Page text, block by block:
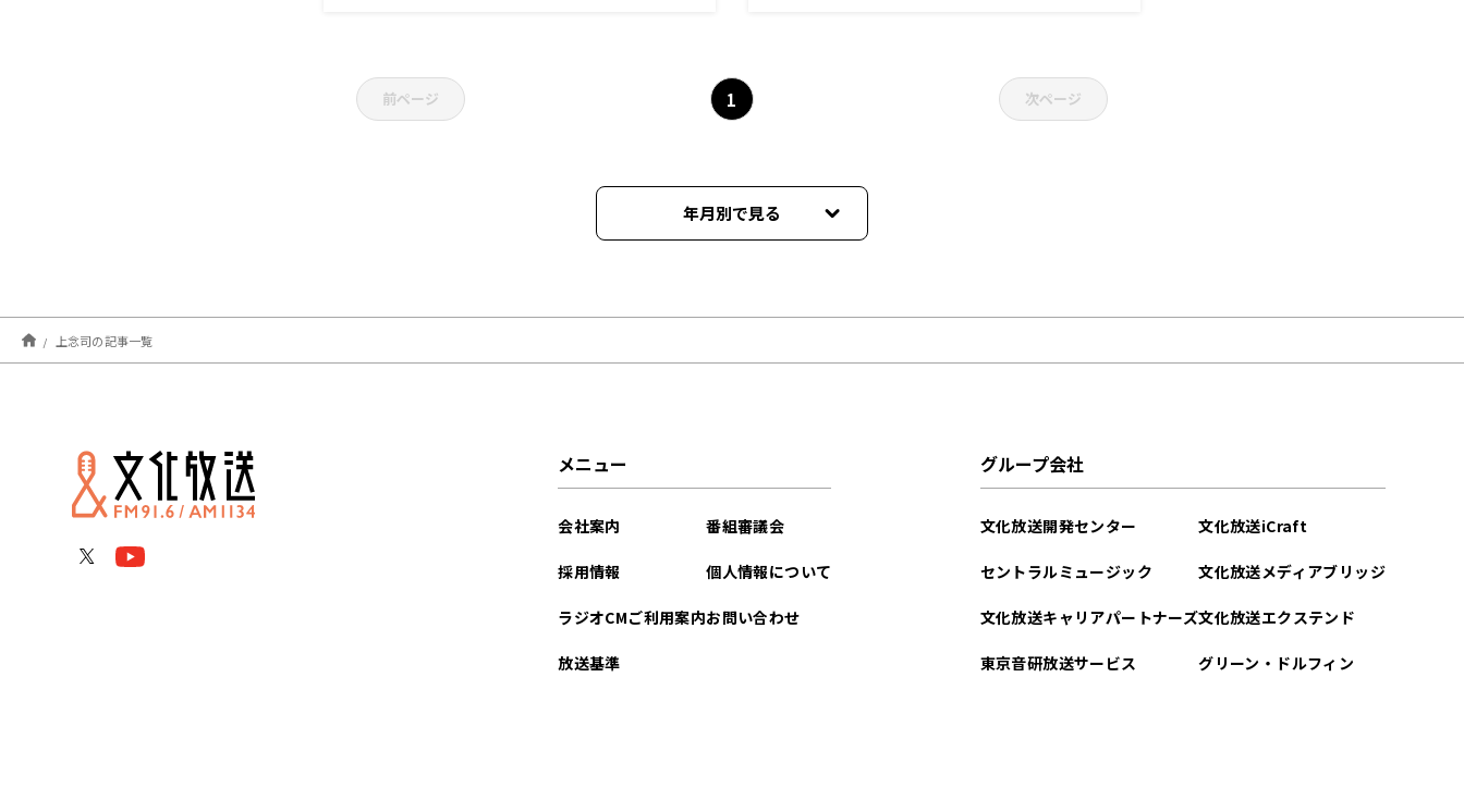
前ページ 1 次ページ
年月別で見る
2026年04月
2026年03月
上念司の記事一覧
メニュー
会社案内
採用情報
ラジオCMご利用案内
放送基準
番組審議会
個人情報について
お問い合わせ
グループ会社
文化放送開発センター
セントラルミュージック
文化放送キャリアパートナーズ
東京音研放送サービス
文化放送iCraft
文化放送メディアブリッジ
文化放送エクステンド
グリーン・ドルフィン